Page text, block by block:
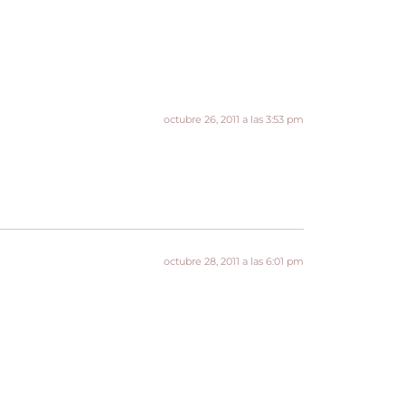
octubre 26, 2011 a las 3:53 pm
octubre 28, 2011 a las 6:01 pm